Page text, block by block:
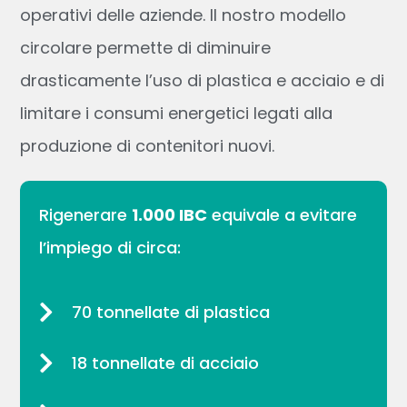
operativi delle aziende. Il nostro modello
circolare permette di diminuire
drasticamente l’uso di plastica e acciaio e di
limitare i consumi energetici legati alla
produzione di contenitori nuovi.
Rigenerare 1.000 IBCequivale a evitare
l’impiego di circa:
70 tonnellate di plastica
18 tonnellate di acciaio